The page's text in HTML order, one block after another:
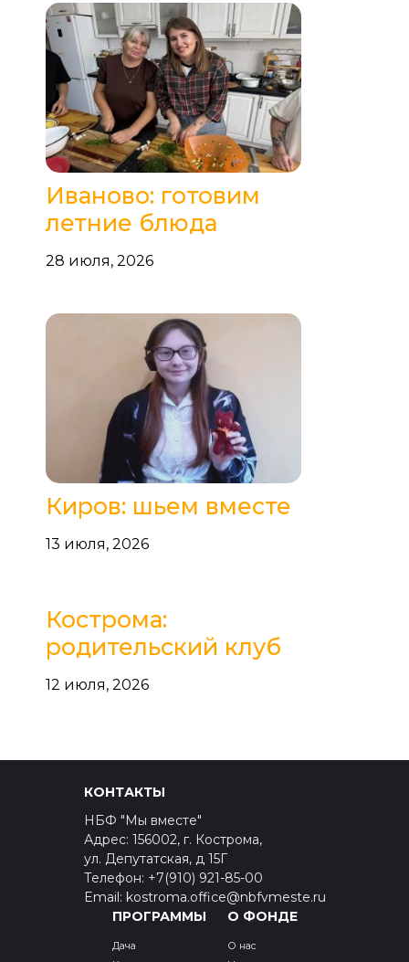
Иваново: готовим
летние блюда
28 июля, 2026
Киров: шьем вместе
13 июля, 2026
Кострома:
родительский клуб
12 июля, 2026
КОНТАКТЫ
НБФ "Мы вместе"
Адрес: 156002, г. Кострома,
ул. Депутатская, д 15Г
Телефон: +7(910) 921-85-00
Email: kostroma.office@nbfvmeste.ru
ПРОГРАММЫ
Дача
О ФОНДЕ
О нас